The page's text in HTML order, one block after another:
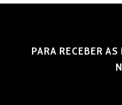
PARA RECEBER